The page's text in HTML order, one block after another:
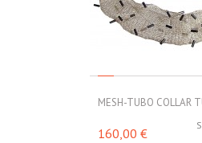
MESH-TUBO COLLAR
160,00 €